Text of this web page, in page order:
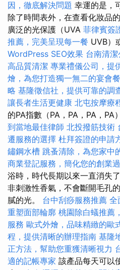
因，徹底解決問題 幸運的是，
除了時間表外，在查看化妝品
廣泛的光保護（UVA 菲律賓簽
推薦，完美呈現每一餐 UVB）
WordPress SEO效果 台南清
高品質清潔 專業禮儀公司，提
燴，為您打造獨一無二的宴會
略 基隆徵信社，提供可靠的調
讓長者生活更健康 北屯按摩療
的PA指數（PA，PA，PA，PA
到當地最佳律師 北投撥筋技術
遷服務的選擇 杜拜簽證的申請
鏽鋼水槽 跳蚤清除，為您家中
商業登記服務，簡化您的創業
浴時，時代長期以來一直消失
非刺激性香氣，不會斷開毛孔
膩的光。 台中刮痧服務推薦 全
重塑面部輪廓 桃園除白蟻推薦
服務 歐式外燴，品味精緻的歐
程，提供清晰的辦理指南 基隆
正方法，幫助您重獲清晰視力
適的記帳專家 該產品每天可以